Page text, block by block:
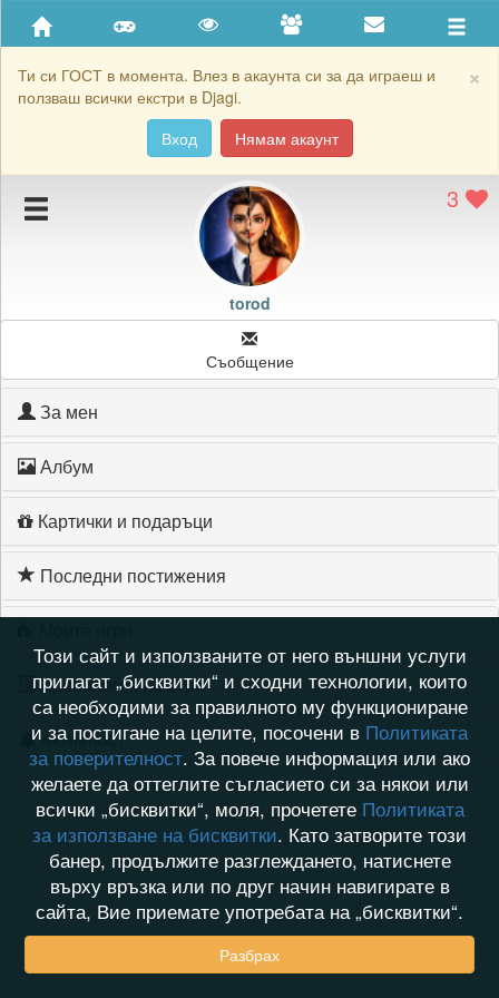
×
Ти си ГОСТ в момента. Влез в акаунта си за да играеш и
ползваш всички екстри в Djagi.
Вход
Нямам акаунт
Приятели
Хронология на игри
Подаръците на torod 3
torod
Съобщение
За мен
Албум
Картички и подаръци
Последни постижения
Хронология на игри
Активност
Този сайт и използваните от него външни услуги
прилагат „бисквитки“ и сходни технологии, които
са необходими за правилното му функциониране
и за постигане на целите, посочени в Политиката
за поверителност. За повече информация или ако
желаете да оттеглите съгласието си за някои или
всички „бисквитки“, моля, прочетете Политиката
за използване на бисквитки. Като затворите този
банер, продължите разглеждането, натиснете
върху връзка или по друг начин навигирате в
сайта, Вие приемате употребата на „бисквитки“.
Разбрах